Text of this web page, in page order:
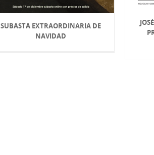
SUBASTA EXTRAORDINARIA DE
NAVIDAD